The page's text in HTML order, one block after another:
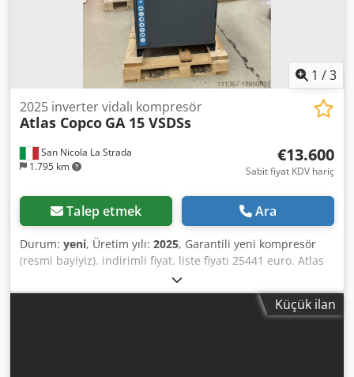
1 /3
San Nicola La Strada
1.795 km
2025 inverter vidalı kompresör
Atlas Copco GA 15 VSDSs
€13.600
Sabit fiyat KDV hariç
Talep etmek Ara
Durum: yeni, Üretim yılı: 2025, Garantili yeni kompresör
(resmi bayiyiz). indirimli fiyat. liste fiyatı 25441 euro. Atlas
Copco kurutucusu ile birleştirme imkanı (mevcut). Son
teknolojik model. temel özellikler: bar maksimum 10 Güç
15kw-20hp Djdewcm Hispfx Akaowa hava akışı litre7dk
Küçük ilan